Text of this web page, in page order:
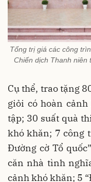
Tổng trị giá các công
Chiến dịch Thanh niên
Cụ thể, trao tặng
giỏi có hoàn
tập; 30 suất quà
khó khăn; 7 công
Đường cờ Tổ
căn nhà tình
cảnh khó khăn; 5